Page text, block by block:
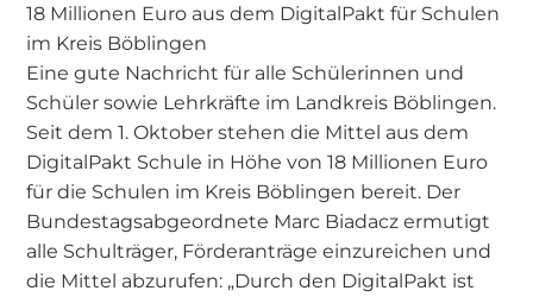
18 Millionen Euro aus dem DigitalPakt für Schulen
im Kreis Böblingen
Eine gute Nachricht für alle Schülerinnen und
Schüler sowie Lehrkräfte im Landkreis Böblingen.
Seit dem 1. Oktober stehen die Mittel aus dem
DigitalPakt Schule in Höhe von 18 Millionen Euro
für die Schulen im Kreis Böblingen bereit. Der
Bundestagsabgeordnete Marc Biadacz ermutigt
alle Schulträger, Förderanträge einzureichen und
die Mittel abzurufen: „Durch den DigitalPakt ist